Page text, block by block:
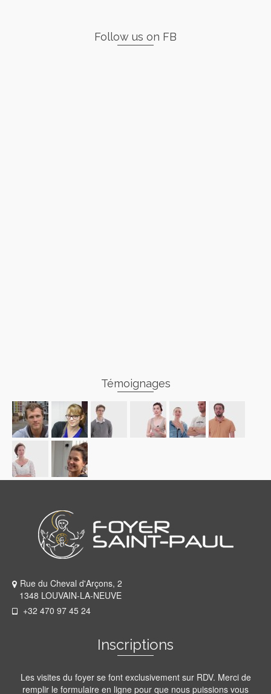
Follow us on FB
Témoignages
Rue du Cheval d'Arçons, 2
1348 LOUVAIN-LA-NEUVE
+32 470 97 45 24
Inscriptions
Les visites du foyer se font exclusivement sur RDV. Merci de
remplir le formulaire en ligne pour que nous puissions vous